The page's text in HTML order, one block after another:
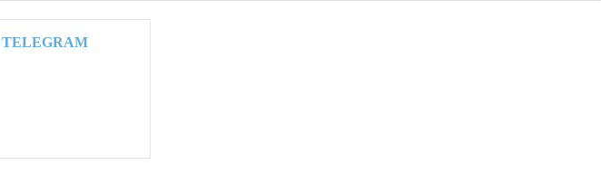
TELEGRAM